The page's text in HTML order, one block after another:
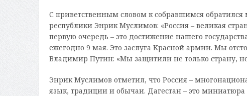
С приветственным словом к собравшимся
республики Энрик Муслимов: «Россия – великая
первую очередь – это достижение нашего
ежегодно 9 мая. Это заслуга Красной армии. Мы
Владимир Путин: «Мы защитили не только страну,
Энрик Муслимов отметил, что Россия –
язык, традиции и обычаи. Дагестан – это миниатюра